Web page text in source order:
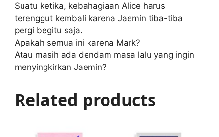
Suatu ketika, kebahagiaan Alice harus
terenggut kembali karena Jaemin tiba-tiba
pergi begitu saja.
Apakah semua ini karena Mark?
Atau masih ada dendam masa lalu yang ingin
menyingkirkan Jaemin?
Related products